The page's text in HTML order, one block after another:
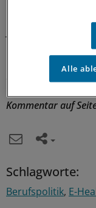
Jugendliche
umgebracht
Lesen Sie dazu auch
Kommentar auf
Schlagworte:
Berufspolitik E-
Alle